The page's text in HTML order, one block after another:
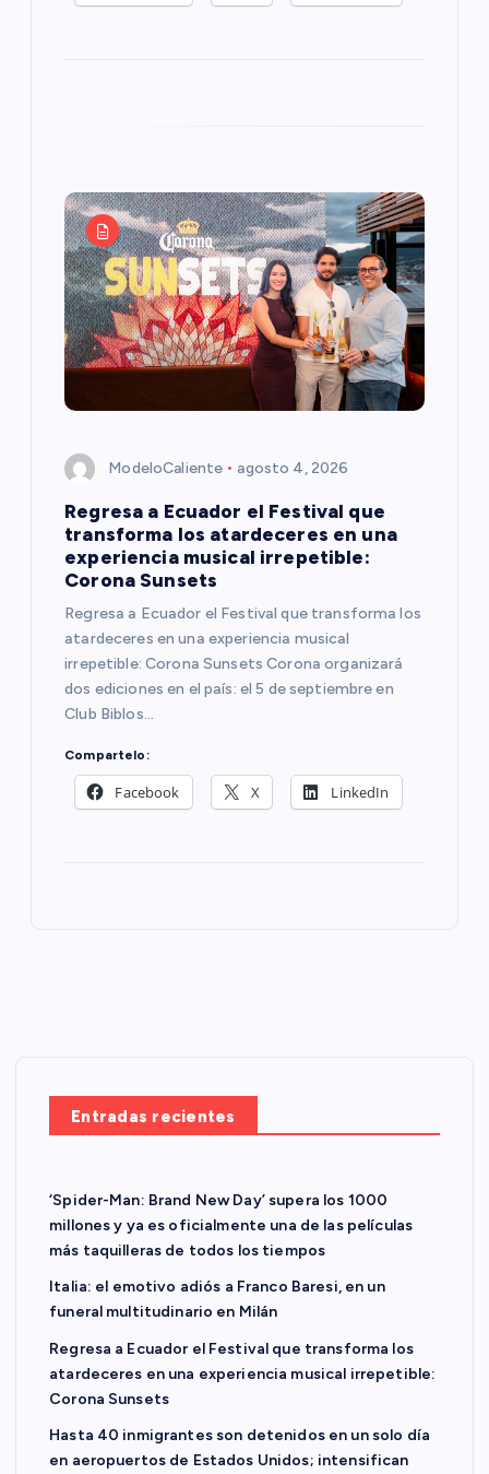
ModeloCaliente agosto 4, 2026
Regresa a Ecuador el Festival que
transforma los atardeceres en una
experiencia musical irrepetible:
Corona Sunsets
Regresa a Ecuador el Festival que transforma los
atardeceres en una experiencia musical
irrepetible: Corona Sunsets Corona organizará
dos ediciones en el país: el 5 de septiembre en
Club Biblos…
Compartelo:
Facebook X LinkedIn
Entradas recientes
‘Spider-Man: Brand New Day’ supera los 1000
millones y ya es oficialmente una de las películas
más taquilleras de todos los tiempos
Italia: el emotivo adiós a Franco Baresi, en un
funeral multitudinario en Milán
Regresa a Ecuador el Festival que transforma los
atardeceres en una experiencia musical irrepetible:
Corona Sunsets
Hasta 40 inmigrantes son detenidos en un solo día
en aeropuertos de Estados Unidos; intensifican